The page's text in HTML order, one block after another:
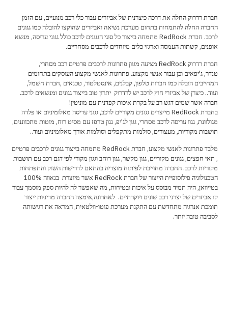
חברת רדרוק החלה את דרכה כיצרנית של אביזרים עבור כלי רכב מנועיים, עם הזמן
החברה החלה להתמחות בתחום מערכת נשיאה ואביזרים שהוקצו להובלה כמו גגונים
לרכב. חברת RedRock מתמחה בייצור כל סוגי הגגונים לרכב כולל גגוני עריסה, מנשא
אופנים, קשתות העמסה וארגזי כלים מיוחדים לרכבים מסחריים.
חברת רדרוק RedRock מציעה מגוון פתרונות לרכבים פרטיים רכב מסחרי,
טנדר, ג'יפאים וכן עבור אנשי מקצוע. פתרונות לאנשי מקצוע העוסקים בתחומים
המחייבים הובלה כמו חברות טלפון, קבלנים, אינסטלטור, טכנאים ,חברת חשמל,
ועוד.. כיצרן של אביזרי חוץ לרכב יש לרדרוק יתרון טוב בייצור גגונים ומנשאים לרכב.
חברה אשר שמים דגש רב על בקרת איכות קפדנית עם מוניטין!
בחברת RedRock מייצרים גגונים מקוריים לרכב, גגוני עריסה מאלומיניום או פלדה
מגולוונת, גגוו עריסה לרכב מסחרי, גגון לג'יפ, גגון טרפז עם מסיט רוח, מוטות מתכווננים,
תושבות מקוריות, מעצורים, סולמות מתקפלים וסולמות אורך מאלומיניום ועוד..
מלבד פתרונות לאנשי מקצוע, חברת RedRock מתמחה בייצור גגונים לרכבים פרטיים
, תאי חפצים, גגונים מקוריים, גגון מקשר, גגון רוחב וגגון מקורי לפי דגם רכב עם תושבות
מקוריות לרכב. החברה מחוייבת לפיתוח מוצריה בהתאם לדרישות השוק והתפתחות
הטכנולוגיה פילוסופיית הייצור של חברת RedRock אשר מיוצרת בגאווה 100%
בטייוואן, היה תמיד מבוסס על איכות ובטיחות, מה שאפשר לה להיות ספק מוסמך עבור
קו אביזרים של יצרני רכב שונים ויוקרתיים. לאחרונה,אימצה החברה מדיניות ייצור
תומכת אנרגיה מתחדשת עם התקנת מערכת פוטו-וולטאית, המראה את רגישותה
לסביבה טובה יותר.